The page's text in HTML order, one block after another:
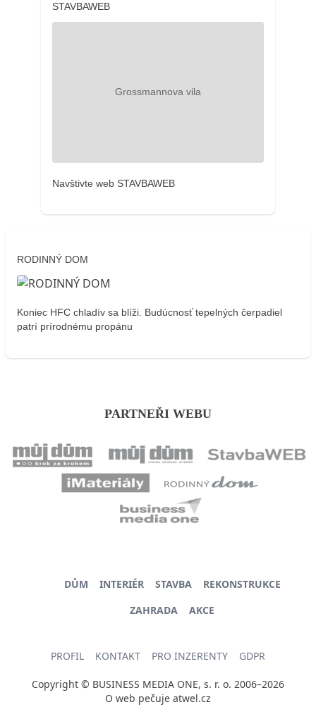
STAVBAWEB
Navštivte web STAVBAWEB
RODINNÝ DOM
Koniec HFC chladív sa blíži. Budúcnosť tepelných čerpadiel
patrí prírodnému propánu
PARTNEŘI WEBU
DŮM INTERIÉR STAVBA
REKONSTRUKCE
ZAHRADA
AKCE
PROFIL KONTAKT PRO INZERENTY GDPR
Copyright © BUSINESS MEDIA ONE, s. r. o. 2006–2026